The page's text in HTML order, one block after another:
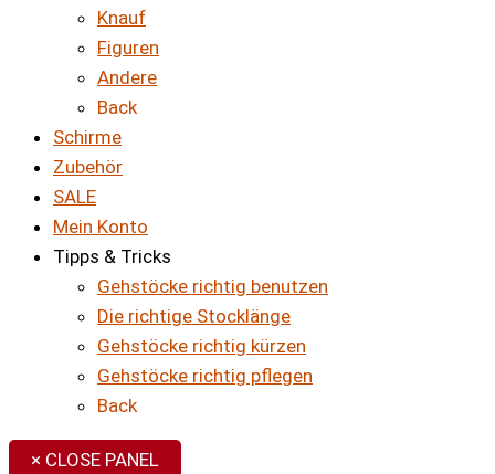
Knauf
Figuren
Andere
Back
Schirme
Zubehör
SALE
Mein Konto
Tipps & Tricks
Gehstöcke richtig benutzen
Die richtige Stocklänge
Gehstöcke richtig kürzen
Gehstöcke richtig pflegen
Back
× CLOSE PANEL